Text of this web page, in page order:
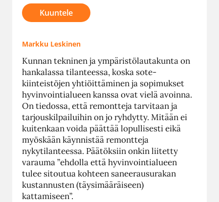
Kuuntele
Markku Leskinen
Kunnan tekninen ja ympäristölautakunta on
hankalassa tilanteessa, koska sote-
kiinteistöjen yhtiöittäminen ja sopimukset
hyvinvointialueen kanssa ovat vielä avoinna.
On tiedossa, että remontteja tarvitaan ja
tarjouskilpailuihin on jo ryhdytty. Mitään ei
kuitenkaan voida päättää lopullisesti eikä
myöskään käynnistää remontteja
nykytilanteessa. Päätöksiin onkin liitetty
varauma ”ehdolla että hyvinvointialueen
tulee sitoutua kohteen saneerausurakan
kustannusten (täysimääräiseen)
kattamiseen”.